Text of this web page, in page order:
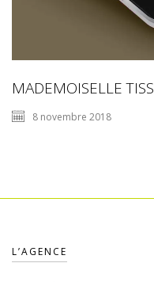
MADEMOISELLE TISS
8 novembre 2018
L’AGENCE